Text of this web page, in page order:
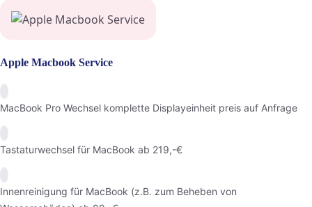
Apple Macbook Service
MacBook Pro Wechsel komplette Displayeinheit preis auf Anfrage
Tastaturwechsel für MacBook ab 219,-€
Innenreinigung für MacBook (z.B. zum Beheben von